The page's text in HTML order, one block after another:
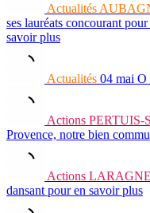
Actualités
ses lauréats concourant
savoir plus
Actualités 04 mai O
Actions PERTUIS-
Provence, notre bien
Actions
dansant pour en savoir plus